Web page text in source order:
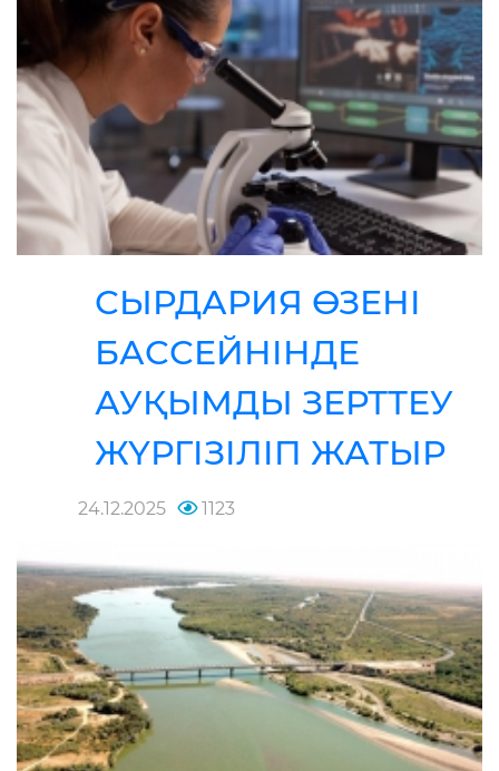
СЫРДАРИЯ ӨЗЕНІ
БАССЕЙНІНДЕ
АУҚЫМДЫ ЗЕРТТЕУ
ЖҮРГІЗІЛІП ЖАТЫР
24.12.2025 1123